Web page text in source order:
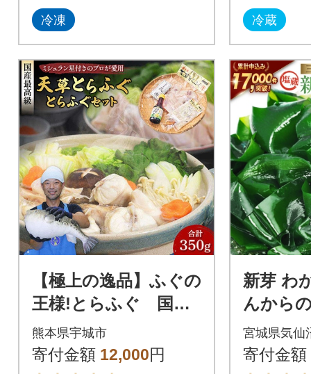
冷凍 冷蔵
【極上の逸品】ふぐの
王様!とらふぐ 国産
最高級!天草とらふぐ
セット(宇城市)
熊本県宇城市
寄付金額 12,000円
新芽 わ
んから
け】
袋)
宮城県気仙
寄付金額